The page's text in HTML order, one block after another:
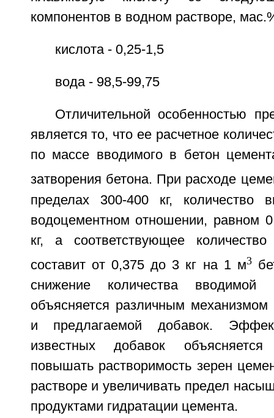
компонентов в водном растворе,
кислота - 0,25-1,5
вода - 98,5-99,75
Отличительной особенностью
является то, что ее расчетное
по массе вводимого в бетон
затворения бетона. При расходе
пределах 300-400 кг, количество
водоцементном отношении, равном
кг, а соответствующее
составит от 0,375 до 3 кг на 1 м3
снижение количества
объясняется различным механизмом
и предлагаемой добавок.
известных добавок
повышать растворимость зерен
растворе и увеличивать предел
продуктами гидратации цемента.